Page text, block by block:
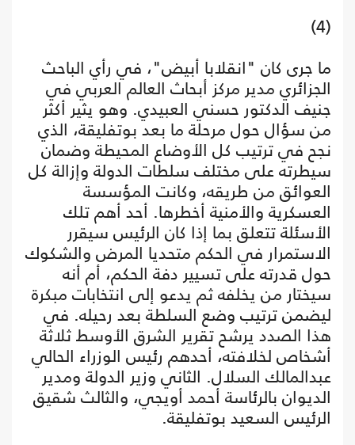
(4)
ما جرى كان "انقلابا أبيض"، في رأي الباحث
الجزائري مدير مركز أبحاث العالم العربي في
جنيف الدكتور حسني العبيدي. وهو يثير أكثر
من سؤال حول مرحلة ما بعد بوتفليقة، الذي
نجح في ترتيب كل الأوضاع المحيطة وضمان
سيطرته على مختلف سلطات الدولة وإزالة كل
العوائق من طريقه، وكانت المؤسسة
العسكرية والأمنية أخطرها. أحد أهم تلك
الأسئلة تتعلق بما إذا كان الرئيس سيقرر
الاستمرار في الحكم متحديا المرض والشكوك
حول قدرته على تسيير دفة الحكم، أم أنه
سيختار من يخلفه ثم يدعو إلى انتخابات مبكرة
ليضمن ترتيب وضع السلطة بعد رحيله. في
هذا الصدد يرشح تقرير الشرق الأوسط ثلاثة
أشخاص لخلافته، أحدهم رئيس الوزراء الحالي
عبدالمالك السلال. الثاني وزير الدولة ومدير
الديوان بالرئاسة أحمد أويجي، والثالث شقيق
الرئيس السعيد بوتفليقة.